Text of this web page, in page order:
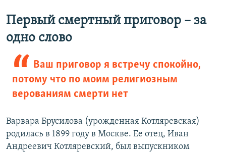
Первый смертный приговор – за
одно слово
Ваш приговор я встречу спокойно,
потому что по моим религиозным
верованиям смерти нет
Варвара Брусилова (урожденная Котляревская)
родилась в 1899 году в Москве. Ее отец, Иван
Андреевич Котляревский, был выпускником